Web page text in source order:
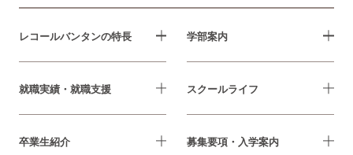
レコールバンタンの特長 学部案内
就職実績・就職支援 スクールライフ
卒業生紹介 募集要項・入学案内